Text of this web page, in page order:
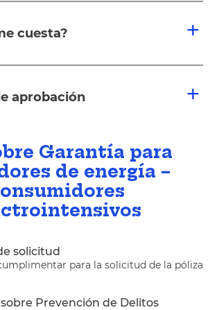
cuesta?
aprobación
Garantía para
de energía –
solicitud
para la solicitud de la póliza
Prevención de Delitos